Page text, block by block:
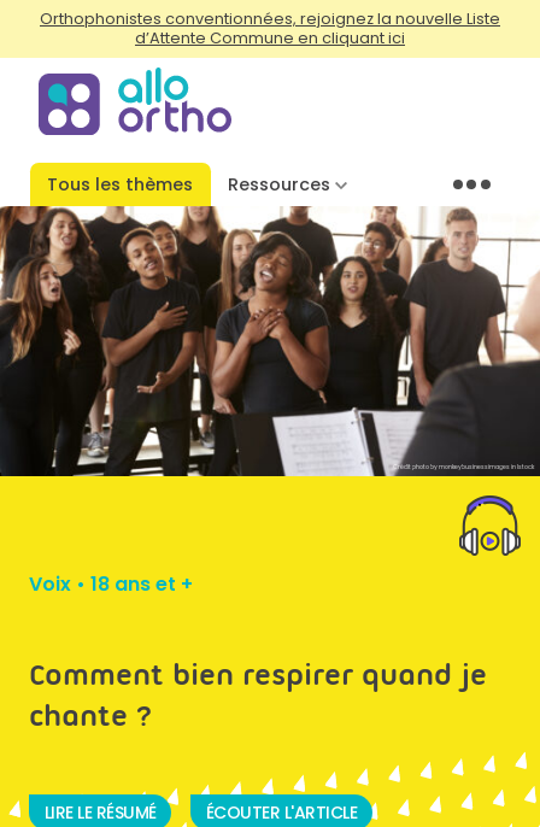
Orthophonistes conventionnées, rejoignez la nouvelle Liste
d’Attente Commune en cliquant ici
Tous les thèmes Ressources Menu
Crédit photo by monkeybusinessimages in Istock
Voix • 18 ans et +
Comment bien respirer quand je
chante ?
LIRE LE RÉSUMÉ ÉCOUTER L'ARTICLE